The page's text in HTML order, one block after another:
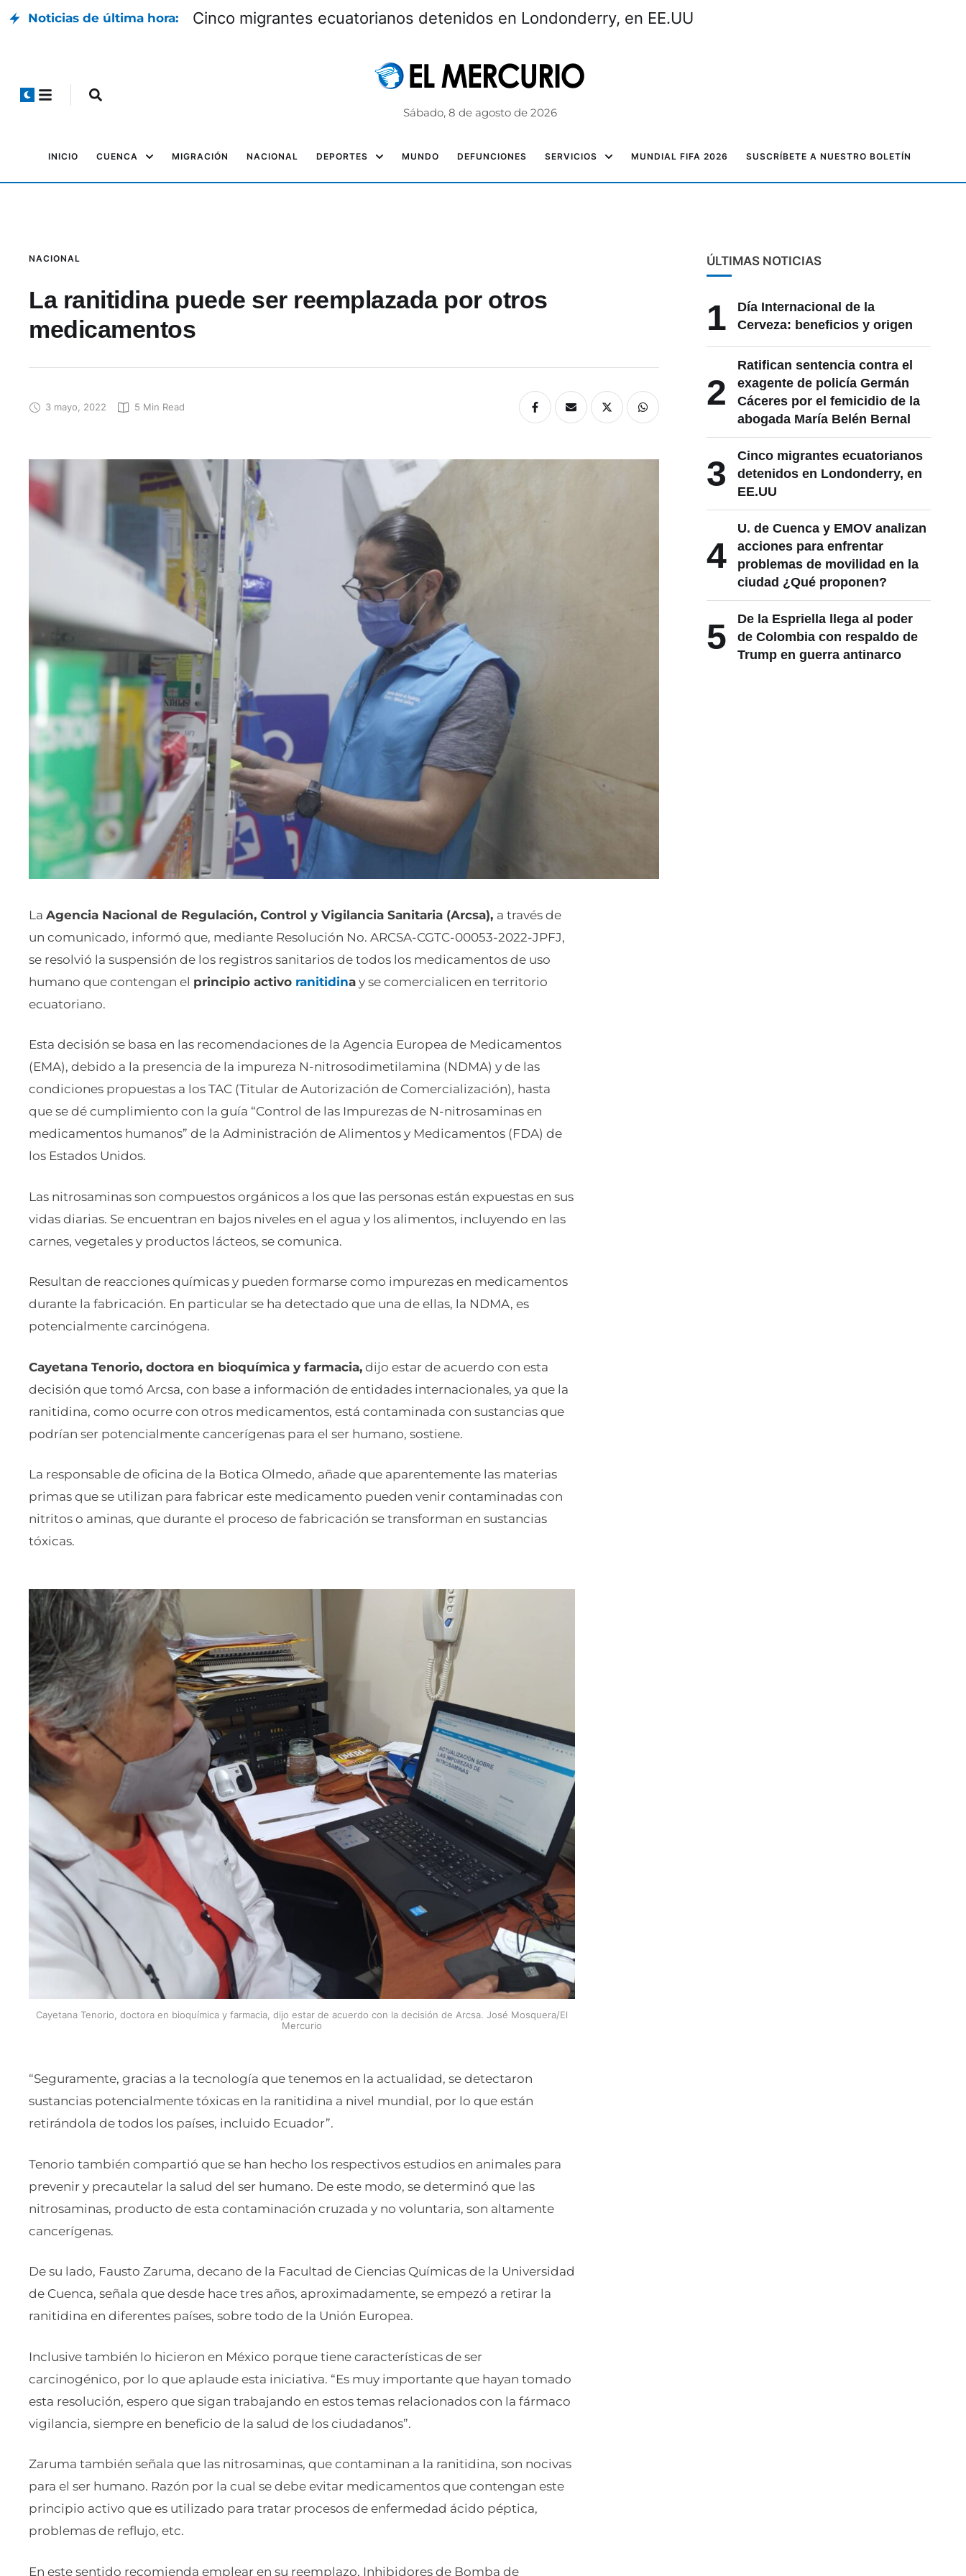
Noticias de última hora: Cinco migrantes ecuatorianos detenidos en Londonderry, en EE.UU
Sábado, 8 de agosto de 2026
INICIO CUENCA MIGRACIÓN NACIONAL DEPORTES MUNDO DEFUNCIONES SERVICIOS MUNDIAL FIFA 2026 SUSCRÍBETE A NUESTRO BOLETÍN
NACIONAL
La ranitidina puede ser reemplazada por otros
medicamentos
3 mayo, 2022 5 Min Read
La Agencia Nacional de Regulación, Control y Vigilancia Sanitaria (Arcsa), a través de
un comunicado, informó que, mediante Resolución No. ARCSA-CGTC-00053-2022-JPFJ,
se resolvió la suspensión de los registros sanitarios de todos los medicamentos de uso
humano que contengan el principio activo ranitidina y se comercialicen en territorio
ecuatoriano.
Esta decisión se basa en las recomendaciones de la Agencia Europea de Medicamentos
(EMA), debido a la presencia de la impureza N-nitrosodimetilamina (NDMA) y de las
condiciones propuestas a los TAC (Titular de Autorización de Comercialización), hasta
que se dé cumplimiento con la guía “Control de las Impurezas de N-nitrosaminas en
medicamentos humanos” de la Administración de Alimentos y Medicamentos (FDA) de
los Estados Unidos.
Las nitrosaminas son compuestos orgánicos a los que las personas están expuestas en sus
vidas diarias. Se encuentran en bajos niveles en el agua y los alimentos, incluyendo en las
carnes, vegetales y productos lácteos, se comunica.
Resultan de reacciones químicas y pueden formarse como impurezas en medicamentos
durante la fabricación. En particular se ha detectado que una de ellas, la NDMA, es
potencialmente carcinógena.
Cayetana Tenorio, doctora en bioquímica y farmacia, dijo estar de acuerdo con esta
decisión que tomó Arcsa, con base a información de entidades internacionales, ya que la
ranitidina, como ocurre con otros medicamentos, está contaminada con sustancias que
podrían ser potencialmente cancerígenas para el ser humano, sostiene.
La responsable de oficina de la Botica Olmedo, añade que aparentemente las materias
primas que se utilizan para fabricar este medicamento pueden venir contaminadas con
nitritos o aminas, que durante el proceso de fabricación se transforman en sustancias
tóxicas.
Cayetana Tenorio, doctora en bioquímica y farmacia, dijo estar de acuerdo con la decisión de Arcsa. José Mosquera/El
Mercurio
“Seguramente, gracias a la tecnología que tenemos en la actualidad, se detectaron
sustancias potencialmente tóxicas en la ranitidina a nivel mundial, por lo que están
retirándola de todos los países, incluido Ecuador”.
Tenorio también compartió que se han hecho los respectivos estudios en animales para
prevenir y precautelar la salud del ser humano. De este modo, se determinó que las
nitrosaminas, producto de esta contaminación cruzada y no voluntaria, son altamente
cancerígenas.
De su lado, Fausto Zaruma, decano de la Facultad de Ciencias Químicas de la Universidad
de Cuenca, señala que desde hace tres años, aproximadamente, se empezó a retirar la
ranitidina en diferentes países, sobre todo de la Unión Europea.
Inclusive también lo hicieron en México porque tiene características de ser
carcinogénico, por lo que aplaude esta iniciativa. “Es muy importante que hayan tomado
esta resolución, espero que sigan trabajando en estos temas relacionados con la fármaco
vigilancia, siempre en beneficio de la salud de los ciudadanos”.
Zaruma también señala que las nitrosaminas, que contaminan a la ranitidina, son nocivas
para el ser humano. Razón por la cual se debe evitar medicamentos que contengan este
principio activo que es utilizado para tratar procesos de enfermedad ácido péptica,
problemas de reflujo, etc.
En este sentido recomienda emplear en su reemplazo, Inhibidores de Bomba de
ÚLTIMAS NOTICIAS
1
Día Internacional de la
Cerveza: beneficios y origen
2
Ratifican sentencia contra el
exagente de policía Germán
Cáceres por el femicidio de la
abogada María Belén Bernal
3
Cinco migrantes ecuatorianos
detenidos en Londonderry, en
EE.UU
4
U. de Cuenca y EMOV analizan
acciones para enfrentar
problemas de movilidad en la
ciudad ¿Qué proponen?
5
De la Espriella llega al poder
de Colombia con respaldo de
Trump en guerra antinarco